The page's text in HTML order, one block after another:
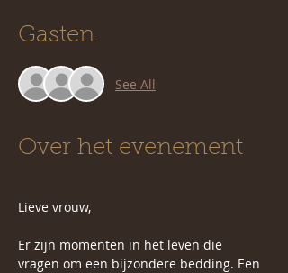
Gasten
See All
Over het evenement
Lieve vrouw,
Er zijn momenten in het leven die
vragen om een bijzondere bedding. Een